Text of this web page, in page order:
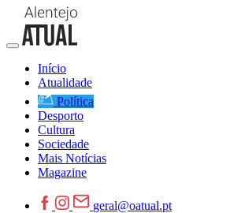
Início
Atualidade
Política
Desporto
Cultura
Sociedade
Mais Notícias
Magazine
geral@oatual.pt